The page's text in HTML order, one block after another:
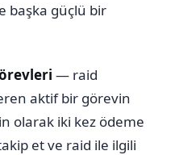
başka güçlü bir
— raid
aktif bir görevin
olarak iki kez ödeme
et ve raid ile ilgili